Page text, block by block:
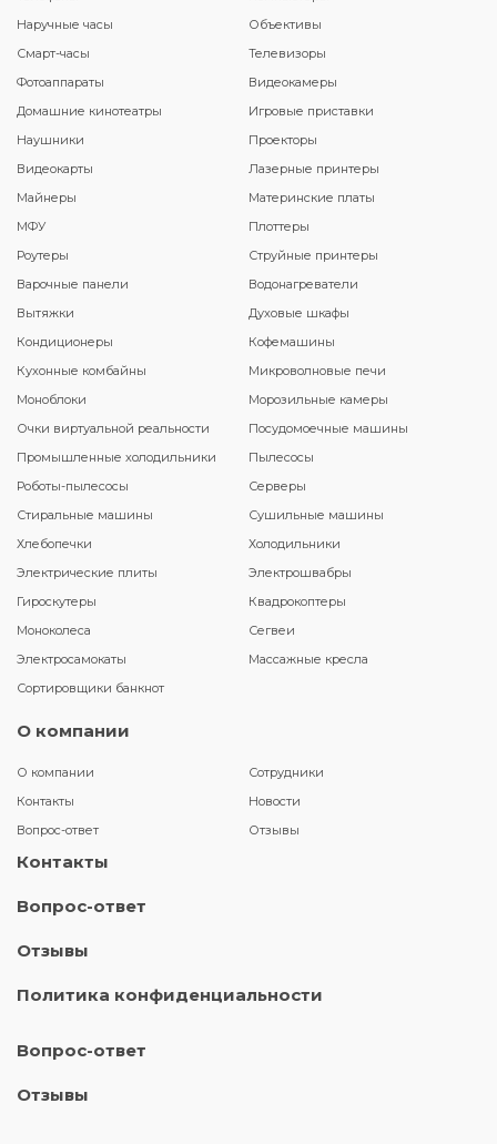
Наручные часы
Объективы
Смарт-часы
Телевизоры
Фотоаппараты
Видеокамеры
Домашние кинотеатры
Игровые приставки
Наушники
Проекторы
Видеокарты
Лазерные принтеры
Майнеры
Материнские платы
МФУ
Плоттеры
Роутеры
Струйные принтеры
Варочные панели
Водонагреватели
Вытяжки
Духовые шкафы
Кондиционеры
Кофемашины
Кухонные комбайны
Микроволновые печи
Моноблоки
Морозильные камеры
Очки виртуальной реальности
Посудомоечные машины
Промышленные холодильники
Пылесосы
Роботы-пылесосы
Серверы
Стиральные машины
Сушильные машины
Хлебопечки
Холодильники
Электрические плиты
Электрошвабры
Гироскутеры
Квадрокоптеры
Моноколеса
Сегвеи
Электросамокаты
Массажные кресла
Сортировщики банкнот
О компании
О компании
Сотрудники
Контакты
Новости
Вопрос-ответ
Отзывы
Контакты
Вопрос-ответ
Отзывы
Политика конфиденциальности
Вопрос-ответ
Отзывы